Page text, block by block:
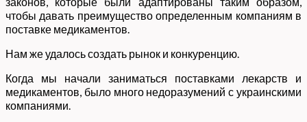
чтобы давать преимущество определенным компаниям в
поставке медикаментов.
Нам же удалось создать рынок и конкуренцию.
Когда мы начали заниматься поставками лекарств и
медикаментов, было много недоразумений с украинскими
компаниями.